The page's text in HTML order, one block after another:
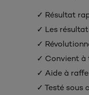
✓ Résultat
✓ Les
✓
✓ Convient à
✓ Aide à
✓ Testé sous